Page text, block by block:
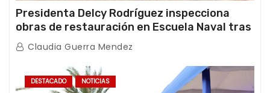
Presidenta Delcy Rodríguez inspecciona
obras de restauración en Escuela Naval tras
afectaciones sísmicas en La Guaira
Claudia Guerra Mendez
DESTACADO NOTICIAS